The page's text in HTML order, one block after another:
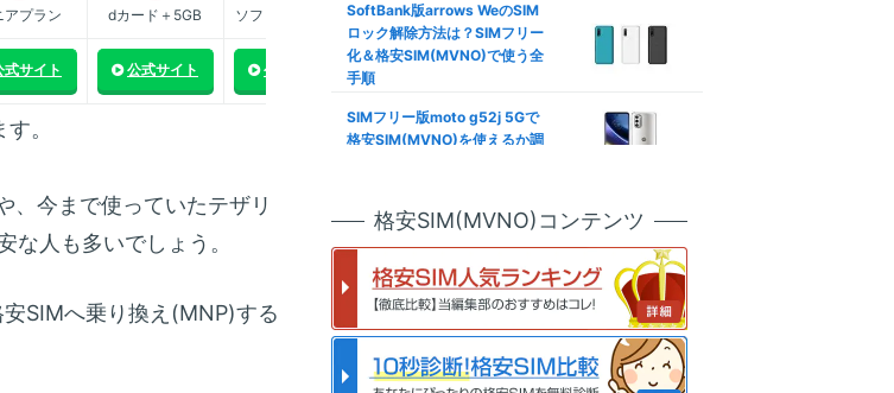
アプラン dカード＋5GB ソフトバンク傘下 ソニー運営
式サイト 公式サイト 公式サイト
。
、今まで使っていたテザリ
な人も多いでしょう。
SIMへ乗り換え(MNP)する
格安SIMはテザリングできな
い？docomo/au/Softbank回
線おすすめ比較
iPhone/Androidのデータ通信
量節約！ギガ不足を解消して通
mineo(マイネオ)メールアドレ
ス設定！キャリアメールから変
更も解説
mineo(マイネオ)フリータンク
とは？引き出しルール条件やデ
メリット
SoftBank版arrows WeのSIM
ロック解除方法は？SIMフリー
化＆格安SIM(MVNO)で使う全
手順
SIMフリー版moto g52j 5Gで
格安SIM(MVNO)を使えるか調
のSIMロック解除方法は？SIM
フリー化＆格安SIM(MVNO)で
使う全手順
au版iPhone 13 ProのSIMロッ
ク解除方法は？SIMフリー化＆
格安SIM(MVNO)で使う全手順
格安SIM(MVNO)コンテンツ